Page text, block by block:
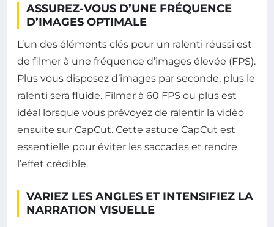
ASSUREZ-VOUS D’UNE FRÉQUENCE
D’IMAGES OPTIMALE
L’un des éléments clés pour un ralenti réussi est
de filmer à une fréquence d’images élevée (FPS).
Plus vous disposez d’images par seconde, plus le
ralenti sera fluide. Filmer à 60 FPS ou plus est
idéal lorsque vous prévoyez de ralentir la vidéo
ensuite sur CapCut. Cette astuce CapCut est
essentielle pour éviter les saccades et rendre
l’effet crédible.
VARIEZ LES ANGLES ET INTENSIFIEZ LA
NARRATION VISUELLE